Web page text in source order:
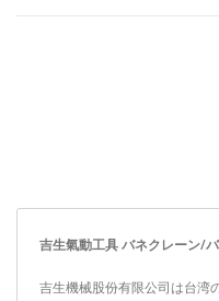
吉生氣動工具 バネクレーン/
吉生機械股份有限公司は台湾